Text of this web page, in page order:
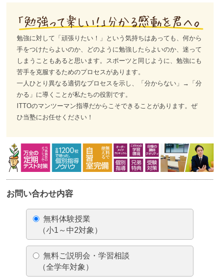
勉強に対して「頑張りたい！」という気持ちはあっても、何から
手をつけたらよいのか、どのように勉強したらよいのか、迷って
しまうこともあると思います。スポーツと同じように、勉強にも
苦手を克服するためのプロセスがあります。
一人ひとり異なる適切なプロセスを示し、「分からない」→「分
かる」に導くことが私たちの役割です。
ITTOのマンツーマン指導だからこそできることがあります。ぜ
ひ当塾にお任せください！
お問い合わせ内容
無料体験授業
（小1～中2対象）
無料ご説明会・学習相談
（全学年対象）